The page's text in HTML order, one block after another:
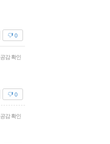
0
공감 확인
0
공감 확인